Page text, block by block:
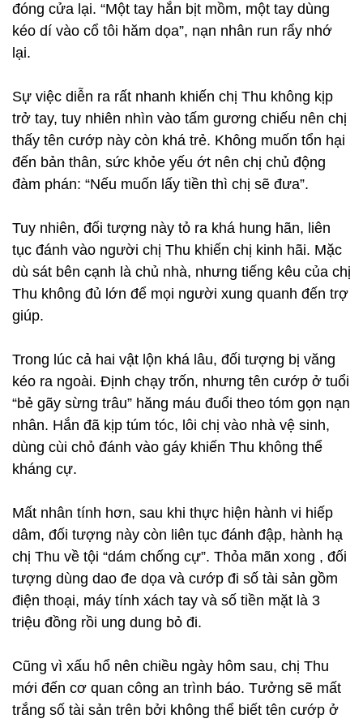
đóng cửa lại. “Một tay hắn bịt mồm, một tay dùng
kéo dí vào cổ tôi hăm dọa”, nạn nhân run rẩy nhớ
lại.
Sự việc diễn ra rất nhanh khiến chị Thu không kịp
trở tay, tuy nhiên nhìn vào tấm gương chiếu nên chị
thấy tên cướp này còn khá trẻ. Không muốn tổn hại
đến bản thân, sức khỏe yếu ớt nên chị chủ động
đàm phán: “Nếu muốn lấy tiền thì chị sẽ đưa”.
Tuy nhiên, đối tượng này tỏ ra khá hung hãn, liên
tục đánh vào người chị Thu khiến chị kinh hãi. Mặc
dù sát bên cạnh là chủ nhà, nhưng tiếng kêu của chị
Thu không đủ lớn để mọi người xung quanh đến trợ
giúp.
Trong lúc cả hai vật lộn khá lâu, đối tượng bị văng
kéo ra ngoài. Định chạy trốn, nhưng tên cướp ở tuổi
“bẻ gãy sừng trâu” hăng máu đuổi theo tóm gọn nạn
nhân. Hắn đã kịp túm tóc, lôi chị vào nhà vệ sinh,
dùng cùi chỏ đánh vào gáy khiến Thu không thể
kháng cự.
Mất nhân tính hơn, sau khi thực hiện hành vi hiếp
dâm, đối tượng này còn liên tục đánh đập, hành hạ
chị Thu về tội “dám chống cự”. Thỏa mãn xong , đối
tượng dùng dao đe dọa và cướp đi số tài sản gồm
điện thoại, máy tính xách tay và số tiền mặt là 3
triệu đồng rồi ung dung bỏ đi.
Cũng vì xấu hổ nên chiều ngày hôm sau, chị Thu
mới đến cơ quan công an trình báo. Tưởng sẽ mất
trắng số tài sản trên bởi không thể biết tên cướp ở